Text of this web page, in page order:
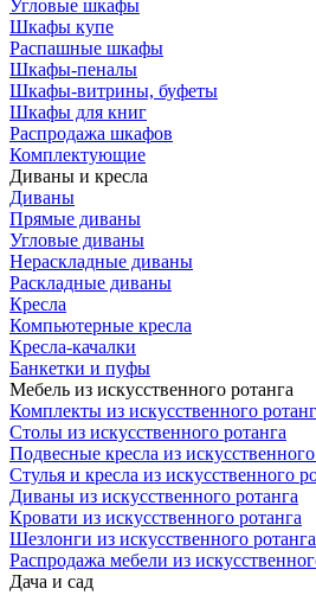
Угловые шкафы
Шкафы купе
Распашные шкафы
Шкафы-пеналы
Шкафы-витрины, буфеты
Шкафы для книг
Распродажа шкафов
Комплектующие
Диваны и кресла
Диваны
Прямые диваны
Угловые диваны
Нераскладные диваны
Раскладные диваны
Кресла
Компьютерные кресла
Кресла-качалки
Банкетки и пуфы
Мебель из искусственного ротанга
Комплекты из искусственного
Столы из искусственного ротанга
Подвесные кресла из искусственного
Стулья и кресла из искусственного
Диваны из искусственного ротанга
Кровати из искусственного ротанга
Шезлонги из искусственного ротанга
Распродажа мебели из
Дача и сад